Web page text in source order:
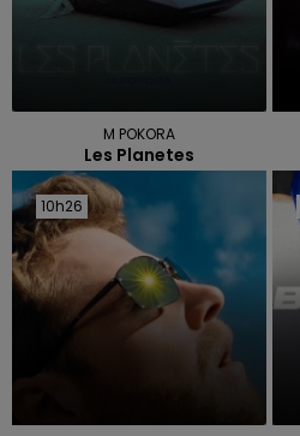
M POKORA
Les Planetes
10h26
10h26